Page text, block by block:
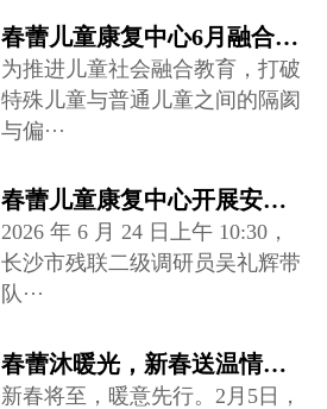
春蕾儿童康复中心6月融合活动：“怪可爱市集”开张啦~
为推进儿童社会融合教育，打破
特殊儿童与普通儿童之间的隔阂
与偏···
春蕾儿童康复中心开展安全专项督导检查
2026 年 6 月 24 日上午 10:30，
长沙市残联二级调研员吴礼辉带
队···
春蕾沐暖光，新春送温情——爱心慰问走进儿童康复中心
新春将至，暖意先行。2月5日，